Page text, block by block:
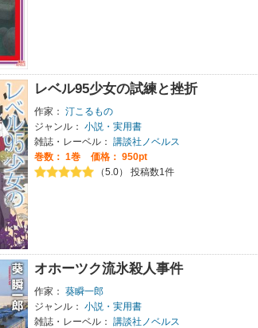
レベル95少女の試練と挫折
作家： 汀こるもの
ジャンル： 小説・実用書
雑誌・レーベル： 講談社ノベルス
巻数： 1巻
価格： 950pt
（5.0） 投稿数1件
オホーツク流氷殺人事件
作家： 葵瞬一郎
ジャンル： 小説・実用書
雑誌・レーベル： 講談社ノベルス